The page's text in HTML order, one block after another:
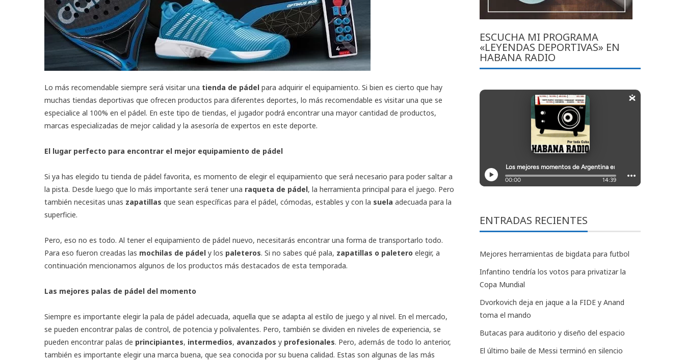
Lo más recomendable siempre será visitar una tienda de pádel para adquirir el equipamiento. Si bien es cierto que hay
muchas tiendas deportivas que ofrecen productos para diferentes deportes, lo más recomendable es visitar una que se
especialice al 100% en el pádel. En este tipo de tiendas, el jugador podrá encontrar una mayor cantidad de productos,
marcas especializadas de mejor calidad y la asesoría de expertos en este deporte.
El lugar perfecto para encontrar el mejor equipamiento de pádel
Si ya has elegido tu tienda de pádel favorita, es momento de elegir el equipamiento que será necesario para poder saltar a
la pista. Desde luego que lo más importante será tener una raqueta de pádel, la herramienta principal para el juego. Pero
también necesitas unas zapatillas que sean específicas para el pádel, cómodas, estables y con la suela adecuada para la
superficie.
Pero, eso no es todo. Al tener el equipamiento de pádel nuevo, necesitarás encontrar una forma de transportarlo todo.
Para eso fueron creadas las mochilas de pádel y los paleteros. Si no sabes qué pala, zapatillas o paletero elegir, a
continuación mencionamos algunos de los productos más destacados de esta temporada.
Las mejores palas de pádel del momento
Siempre es importante elegir la pala de pádel adecuada, aquella que se adapta al estilo de juego y al nivel. En el mercado,
se pueden encontrar palas de control, de potencia y polivalentes. Pero, también se dividen en niveles de experiencia, se
pueden encontrar palas de principiantes, intermedios, avanzados y profesionales. Pero, además de todo lo anterior,
también es importante elegir una marca buena, que sea conocida por su buena calidad. Estas son algunas de las más
ESCUCHA MI PROGRAMA
«LEYENDAS DEPORTIVAS» EN
HABANA RADIO
ENTRADAS RECIENTES
Mejores herramientas de bigdata para futbol
Infantino tendría los votos para privatizar la
Copa Mundial
Dvorkovich deja en jaque a la FIDE y Anand
toma el mando
Butacas para auditorio y diseño del espacio
El último baile de Messi terminó en silencio